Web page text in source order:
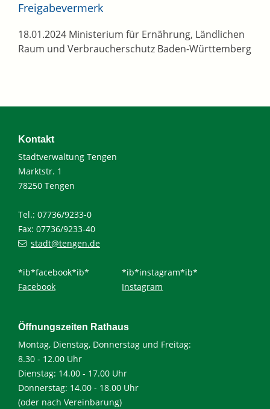
Freigabevermerk
18.01.2024 Ministerium für Ernährung, Ländlichen
Raum und Verbraucherschutz Baden-Württemberg
Kontakt
Stadtverwaltung Tengen
Marktstr. 1
78250 Tengen
Tel.: 07736/9233-0
Fax: 07736/9233-40
stadt@tengen.de
*ib*facebook*ib*
Facebook
*ib*instagram*ib*
Instagram
Öffnungszeiten Rathaus
Montag, Dienstag, Donnerstag und Freitag:
8.30 - 12.00 Uhr
Dienstag: 14.00 - 17.00 Uhr
Donnerstag: 14.00 - 18.00 Uhr
(oder nach Vereinbarung)